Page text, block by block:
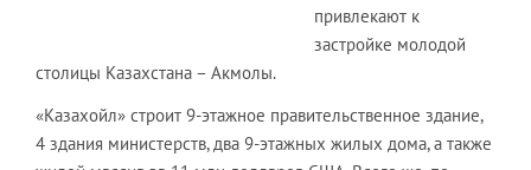
привлекают к
застройке молодой
столицы Казахстана – Акмолы.
«Казахойл» строит 9-этажное правительственное здание,
4 здания министерств, два 9-этажных жилых дома, а также